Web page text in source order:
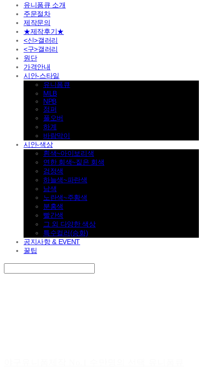
유니폼큐 소개
주문절차
제작문의
★제작후기★
<신>갤러리
<구>갤러리
원단
가격안내
시안-스타일
유니폼큐
MLB
NPB
점퍼
풀오버
하계
바람막이
시안-색상
흰색~아이보리색
연한 회색~짙은 회색
검정색
하늘색~파란색
남색
노란색~주황색
분홍색
빨간색
그 외 다양한 색상
특수컬러(승화)
공지사항 & EVENT
꿀팁